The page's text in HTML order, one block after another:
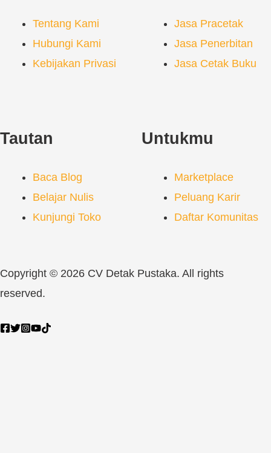
Tentang Kami
Hubungi Kami
Kebijakan Privasi
Jasa Pracetak
Jasa Penerbitan
Jasa Cetak Buku
Tautan
Baca Blog
Belajar Nulis
Kunjungi Toko
Untukmu
Marketplace
Peluang Karir
Daftar Komunitas
Copyright © 2026 CV Detak Pustaka. All rights
reserved.